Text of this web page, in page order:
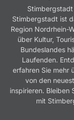
Stimbergstadt ist
Region Nordrhein-
über Kultur,
Bundeslandes
Laufenden.
erfahren Sie mehr
von den
inspirieren. Bleiben
mit